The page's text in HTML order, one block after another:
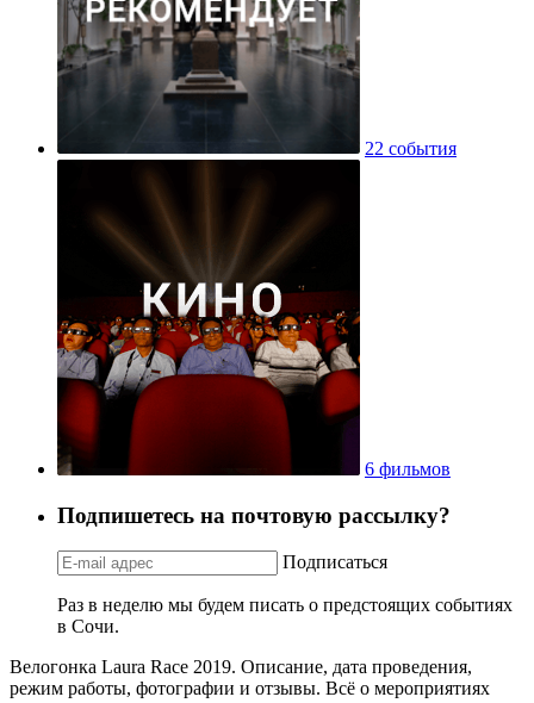
22 события
6 фильмов
Подпишетесь на почтовую рассылку?
Подписаться
Раз в неделю мы будем писать о предстоящих событиях
в Сочи.
Велогонка Laura Race 2019. Описание, дата проведения,
режим работы, фотографии и отзывы. Всё о мероприятиях